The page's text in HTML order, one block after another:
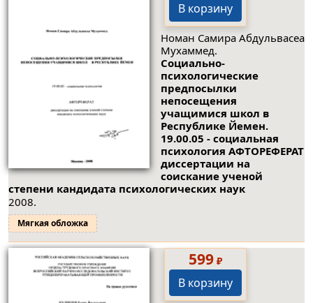
В корзину
Номан Самира Абдульвасеа
Мухаммед.
Социально-
психологические
предпосылки
непосещения
учащимися школ в
Республике Йемен.
19.00.05 - социальная
психология АФТОРЕФЕРАТ
диссертации на
соискание ученой
степени кандидата психологических наук
2008.
Мягкая обложка
599₽
В корзину